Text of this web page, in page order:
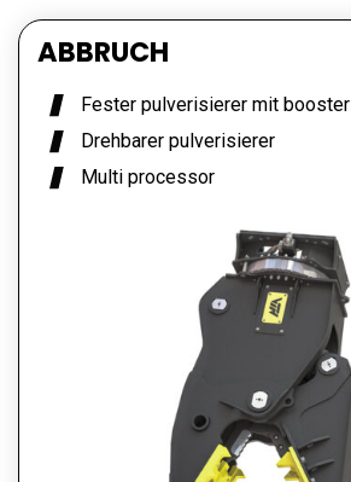
ABBRUCH
Fester pulverisierer mit booster
Drehbarer pulverisierer
Multi processor